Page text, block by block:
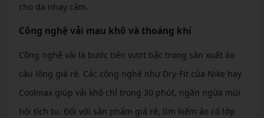
cho da nhạy cảm.
Công nghệ vải mau khô và thoáng khí
Công nghệ vải là bước tiến vượt bậc trong sản xuất áo
cầu lông giá rẻ. Các công nghệ như Dry-Fit của Nike hay
Coolmax giúp vải khô chỉ trong 30 phút, ngăn ngừa mùi
hôi tích tụ. Đối với sản phẩm giá rẻ, tìm kiếm áo có lớp